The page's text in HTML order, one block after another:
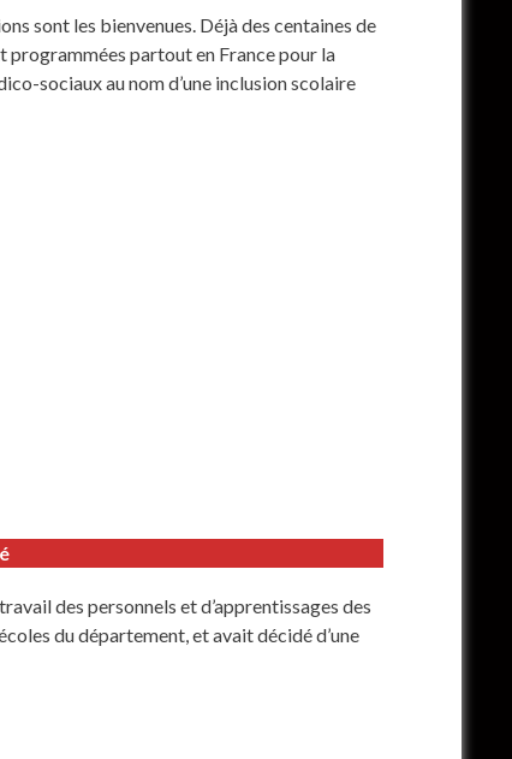
sont les bienvenues. Déjà des centaines de
programmées partout en France pour la
sociaux au nom d’une inclusion scolaire
des personnels et d’apprentissages des
du département, et avait décidé d’une